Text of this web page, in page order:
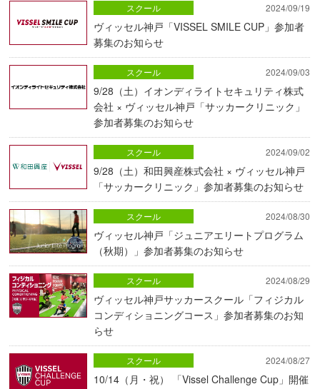
2024/09/19
ヴィッセル神戸「VISSEL SMILE CUP」参加者
募集のお知らせ
スクール
2024/09/03
9/28（土）イオンディライトセキュリティ株式
会社 × ヴィッセル神戸「サッカークリニック」
参加者募集のお知らせ
スクール
2024/09/02
9/28（土）和田興産株式会社 × ヴィッセル神戸
「サッカークリニック」参加者募集のお知らせ
スクール
2024/08/30
ヴィッセル神戸「ジュニアエリートプログラム
（秋期）」参加者募集のお知らせ
スクール
2024/08/29
ヴィッセル神戸サッカースクール「フィジカル
コンディショニングコース」参加者募集のお知
らせ
スクール
2024/08/27
10/14（月・祝） 「Vissel Challenge Cup」開催
スクール